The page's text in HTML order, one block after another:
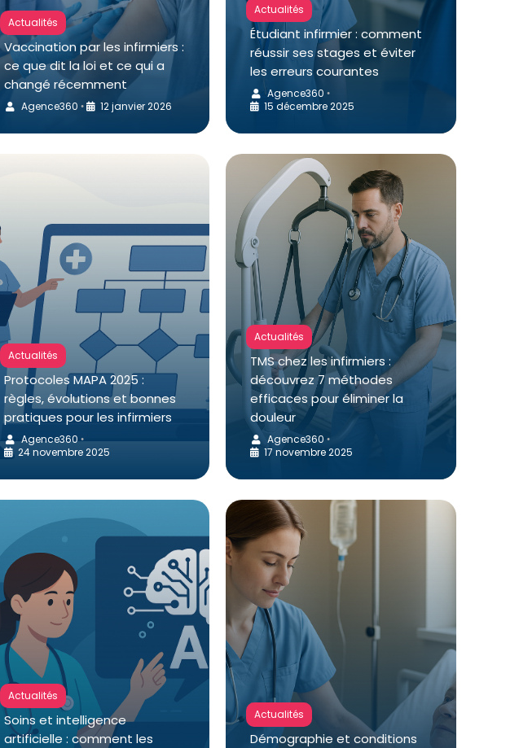
Actualités
Vaccination par les infirmiers :
ce que dit la loi et ce qui a
changé récemment
Agence360 • 12 janvier 2026
Actualités
Étudiant infirmier : comment
réussir ses stages et éviter
les erreurs courantes
Agence360 •
15 décembre 2025
Actualités
Protocoles MAPA 2025 :
règles, évolutions et bonnes
pratiques pour les infirmiers
Agence360 •
24 novembre 2025
Actualités
TMS chez les infirmiers :
découvrez 7 méthodes
efficaces pour éliminer la
douleur
Agence360 •
17 novembre 2025
Actualités
Soins et intelligence
artificielle : comment les
Actualités
Démographie et conditions